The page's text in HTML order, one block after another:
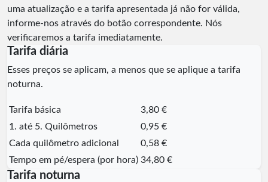
uma atualização e a tarifa apresentada já não for válida,
informe-nos através do botão correspondente. Nós
verificaremos a tarifa imediatamente.
Tarifa diária
Esses preços se aplicam, a menos que se aplique a tarifa
noturna.
Tarifa básica
3,80 €
1. até 5. Quilômetros
0,95 €
Cada quilômetro adicional
0,58 €
Tempo em pé/espera (por hora) 34,80 €
Tarifa noturna